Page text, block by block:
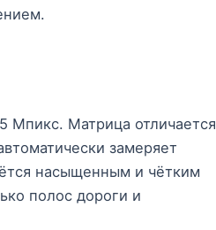
Мпикс. Матрица отличается
замеряет
насыщенным и чётким
полос дороги и